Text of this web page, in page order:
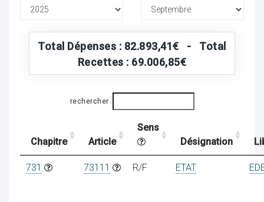
Total Dépenses : 82.893,41€ - Total
Recettes : 69.006,85€
rechercher
Chapitre Article
Sens
Désignation
731 73111 R/F ETAT